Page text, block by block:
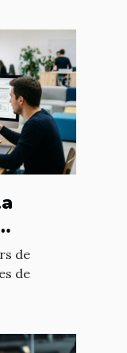
de
de
de